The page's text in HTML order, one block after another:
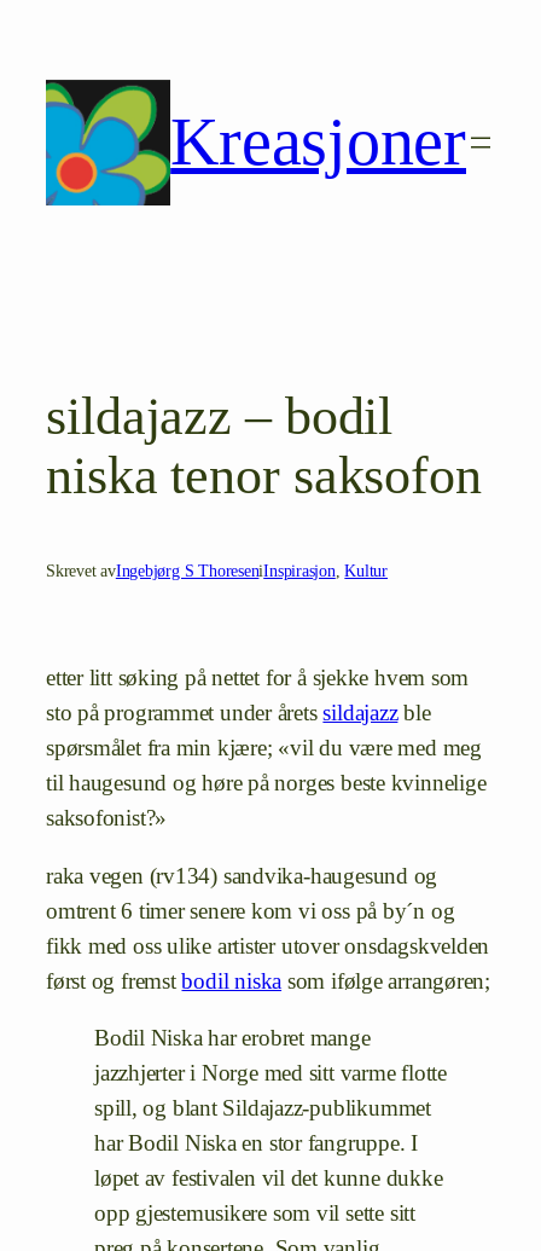
innhold
Kreasjoner
sildajazz – bodil
niska tenor saksofon
Skrevet avIngebjørg S ThoreseniInspirasjon , Kultur
etter litt søking på nettet for å sjekke hvem som
sto på programmet under åretssildajazzble
spørsmålet fra min kjære; «vil du være med meg
til haugesund og høre på norges beste kvinnelige
saksofonist?»
raka vegen (rv134) sandvika-haugesund og
omtrent 6 timer senere kom vi oss på by´n og
fikk med oss ulike artister utover onsdagskvelden
først og fremstbodil niska som ifølge arrangøren;
Bodil Niska har erobret mange
jazzhjerter i Norge med sitt varme flotte
spill, og blant Sildajazz-publikummet
har Bodil Niska en stor fangruppe. I
løpet av festivalen vil det kunne dukke
opp gjestemusikere som vil sette sitt